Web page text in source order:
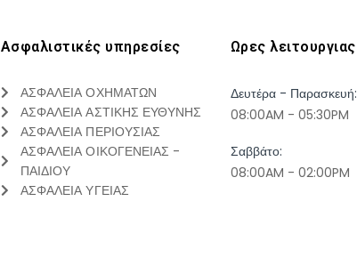
Ασφαλιστικές υπηρεσίες
ΑΣΦΑΛΕΙΑ ΟΧΗΜΑΤΩΝ
ΑΣΦΑΛΕΙΑ ΑΣΤΙΚΗΣ ΕΥΘΥΝΗΣ
ΑΣΦΑΛΕΙΑ ΠΕΡΙΟΥΣΙΑΣ
ΑΣΦΑΛΕΙΑ ΟΙΚΟΓΕΝΕΙΑΣ -
ΠΑΙΔΙΟΥ
ΑΣΦΑΛΕΙΑ ΥΓΕΙΑΣ
Ωρες λειτουργιας
Δευτέρα - Παρασκευή:
08:00AM - 05:30PM
Σαββάτο:
08:00AM - 02:00PM